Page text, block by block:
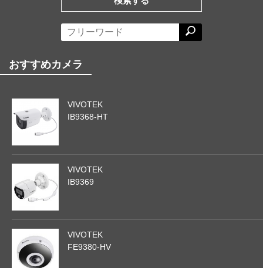
おすすめカメラ
VIVOTEK
IB9368-HT
VIVOTEK
IB9369
VIVOTEK
FE9380-HV